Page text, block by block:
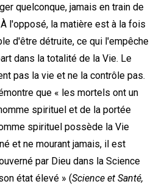
quelconque, jamais en train de
l'opposé, la matière est à la fois
d'être détruite, ce qui l'empêche
dans la totalité de la Vie. Le
pas la vie et ne la contrôle pas.
que « les mortels ont un
spirituel et de la portée
spirituel possède la Vie
et ne mourant jamais, il est
par Dieu dans la Science
état élevé » (Science et Santé,